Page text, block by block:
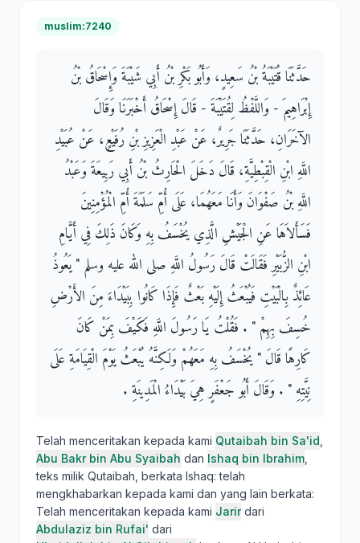
muslim:7240
حَدَّثَنَا قُتَيْبَةُ بْنُ سَعِيدٍ، وَأَبُو بَكْرِ بْنُ أَبِي شَيْبَةَ وَإِسْحَاقُ بْنُ
إِبْرَاهِيمَ - وَاللَّفْظُ لِقُتَيْبَةَ - قَالَ إِسْحَاقُ أَخْبَرَنَا وَقَالَ
الآخَرَانِ، حَدَّثَنَا جَرِيرٌ، عَنْ عَبْدِ الْعَزِيزِ بْنِ رُفَيْعٍ، عَنْ عُبَيْدِ
اللَّهِ ابْنِ الْقِبْطِيَّةِ، قَالَ دَخَلَ الْحَارِثُ بْنُ أَبِي رَبِيعَةَ وَعَبْدُ
اللَّهِ بْنُ صَفْوَانَ وَأَنَا مَعَهُمَا، عَلَى أُمِّ سَلَمَةَ أُمِّ الْمُؤْمِنِينَ
فَسَأَلاَهَا عَنِ الْجَيْشِ الَّذِي يُخْسَفُ بِهِ وَكَانَ ذَلِكَ فِي أَيَّامِ
ابْنِ الزُّبَيْرِ فَقَالَتْ قَالَ رَسُولُ اللَّهِ صلى الله عليه وسلم ‏"‏ يَعُوذُ
عَائِذٌ بِالْبَيْتِ فَيُبْعَثُ إِلَيْهِ بَعْثٌ فَإِذَا كَانُوا بِبَيْدَاءَ مِنَ الأَرْضِ
خُسِفَ بِهِمْ ‏"‏ ‏.‏ فَقُلْتُ يَا رَسُولَ اللَّهِ فَكَيْفَ بِمَنْ كَانَ
كَارِهًا قَالَ ‏"‏ يُخْسَفُ بِهِ مَعَهُمْ وَلَكِنَّهُ يُبْعَثُ يَوْمَ الْقِيَامَةِ عَلَى
نِيَّتِهِ ‏"‏ ‏.‏ وَقَالَ أَبُو جَعْفَرٍ هِيَ بَيْدَاءُ الْمَدِينَةِ ‏.‏
Telah menceritakan kepada kami Qutaibah bin Sa'id
Abu Bakr bin Abu Syaibah dan Ishaq bin Ibrahim
teks milik Qutaibah, berkata Ishaq: telah
mengkhabarkan kepada kami dan yang lain berkata:
Telah menceritakan kepada kami Jarirdari
Abdulaziz bin Rufai' dari